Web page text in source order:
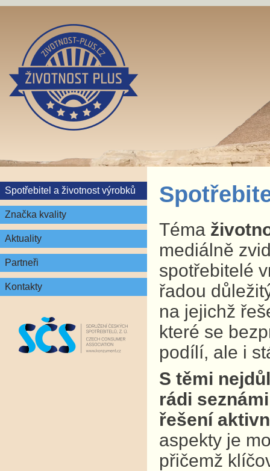
Spotřebitel a životnost výrobků
Značka kvality
Aktuality
Partneři
Kontakty
Téma
mediálně
spotřebitelé
řadou
na jejichž
které se
podílí, ale i
S těmi
rádi
řešení
aspekty je
přičemž